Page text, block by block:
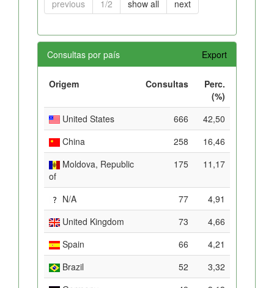
previous 1/2 show all next
Consultas por país Export
Origem Consultas
Perc.
(%)
United States
666
42,50
China
258
16,46
Moldova, Republic
of
175 11,17
N/A 77
4,91
United Kingdom
73
4,66
Spain
66
4,21
Brazil
52
3,32